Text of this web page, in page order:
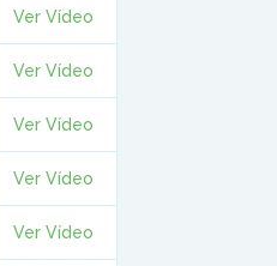
Ver Vídeo
Ver Vídeo
Ver Vídeo
Ver Vídeo
Ver Vídeo